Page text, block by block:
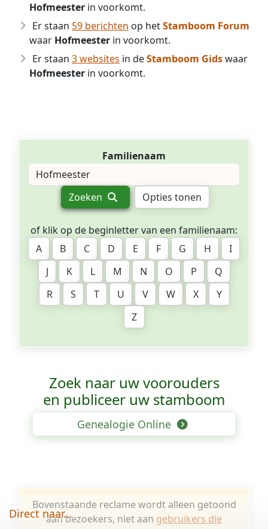
Hofmeester in voorkomt.
Er staan 59 berichten op hetStamboom Forum
waar Hofmeester in voorkomt.
Er staan 3 websites in deStamboom Gidswaar
Hofmeester in voorkomt.
Familienaam
Zoeken Opties tonen
of klik op de beginletter van een familienaam:
A
B C D E F G H
I
J
K L M N O P
Q
R
S T U V W X
Y
Z
Zoek naar uw voorouders
en publiceer uw stamboom
Genealogie Online
Bovenstaande reclame wordt alleen getoond
aan bezoekers, niet aan gebruikers die
Direct naar...